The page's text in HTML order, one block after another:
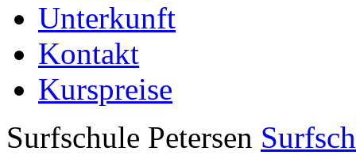
Unterkunft
Kontakt
Kurspreise
Surfschule Petersen